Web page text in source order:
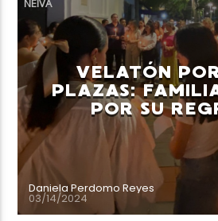
NEIVA
VELATÓN
PLAZAS:
POR SU
Daniela Perdomo Reyes
03/14/2024